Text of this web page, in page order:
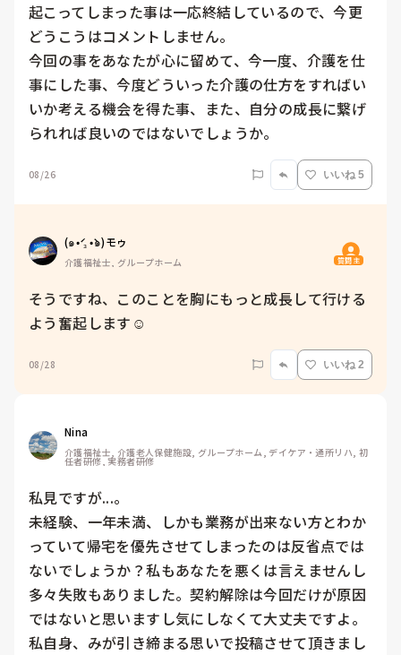
起こってしまった事は一応終結しているので、今更
どうこうはコメントしません。
今回の事をあなたが心に留めて、今一度、介護を仕
事にした事、今度どういった介護の仕方をすればい
いか考える機会を得た事、また、自分の成長に繋げ
られれば良いのではないでしょうか。
08/26 いいね 5
(๑•́ ₃ •̀๑)モゥ
介護福祉士, グループホーム 質問主
そうですね、このことを胸にもっと成長して行ける
よう奮起します☺️
08/28 いいね 2
Nina
介護福祉士, 介護老人保健施設, グループホーム, デイケア・通所リハ, 初
任者研修, 実務者研修
私見ですが...。
未経験、一年未満、しかも業務が出来ない方とわか
っていて帰宅を優先させてしまったのは反省点では
ないでしょうか？私もあなたを悪くは言えませんし
多々失敗もありました。契約解除は今回だけが原因
ではないと思いますし気にしなくて大丈夫ですよ。
私自身、みが引き締まる思いで投稿させて頂きまし